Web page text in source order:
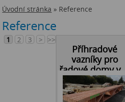
Úvodní stránka » Reference
Reference
1 2 3 > >>
Příhradové
vazníky pro
řadové domy v ...